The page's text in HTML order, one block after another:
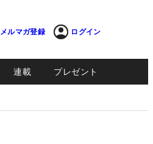
メルマガ登録 ログイン
連載 プレゼント